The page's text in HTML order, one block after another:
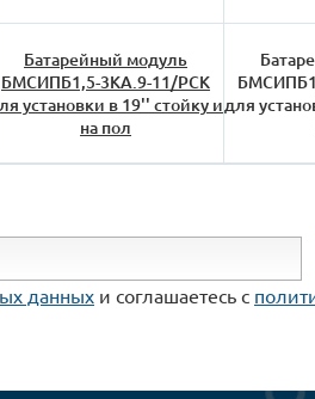
Батарейный модуль
БМСИПБ1,5-3КА.9-11/РСК
установки в 19'' стойку и
на пол
для
данных и соглашаетесь c